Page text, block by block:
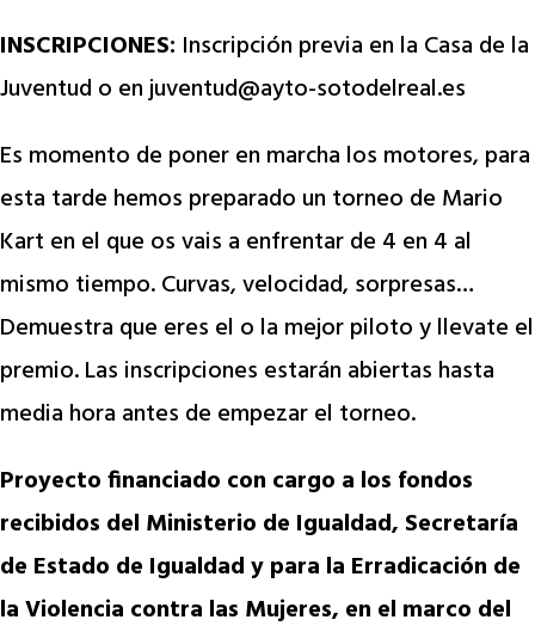
INSCRIPCIONES: Inscripción previa en la Casa de la
Juventud o enjuventud@ayto-sotodelreal.es
Es momento de poner en marcha los motores, para
esta tarde hemos preparado un torneo de Mario
Kart en el que os vais a enfrentar de 4 en 4 al
mismo tiempo. Curvas, velocidad, sorpresas…
Demuestra que eres el o la mejor piloto y llevate el
premio. Las inscripciones estarán abiertas hasta
media hora antes de empezar el torneo.
Proyecto financiado con cargo a los fondos
recibidos del Ministerio de Igualdad, Secretaría
de Estado de Igualdad y para la Erradicación de
la Violencia contra las Mujeres, en el marco del